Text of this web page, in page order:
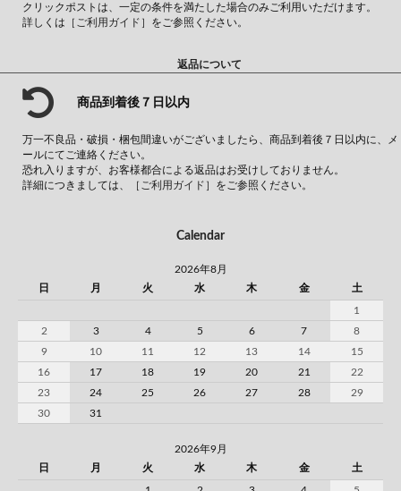
クリックポストは、一定の条件を満たした場合のみご利用いただけます。
詳しくは ［ご利用ガイド］ をご参照ください。
返品について
商品到着後７日以内
万一不良品・破損・梱包間違いがございましたら、商品到着後７日以内に、メ
ールにてご連絡ください。
恐れ入りますが、お客様都合による返品はお受けしておりません。
詳細につきましては、
［ご利用ガイド］ をご参照ください。
Calendar
2026年8月
日
月 火 水 木 金 土
1
2
3 4 5 6 7
8
9
10 11 12 13 14
15
16
17 18 19 20 21
22
23
24 25 26 27 28
29
30
31
2026年9月
日
月 火 水 木 金 土